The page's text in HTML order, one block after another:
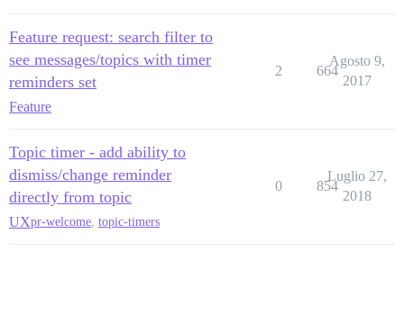
Feature request: search filter to
see messages/topics with timer
reminders set
Feature
2 664
Agosto 9,
2017
Topic timer - add ability to
dismiss/change reminder
directly from topic
UXpr-welcome, topic-timers
0 854
Luglio 27,
2018